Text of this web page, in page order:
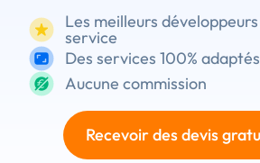
Les meilleurs
service
Des services 100%
Aucune commission
Recevoir des devis